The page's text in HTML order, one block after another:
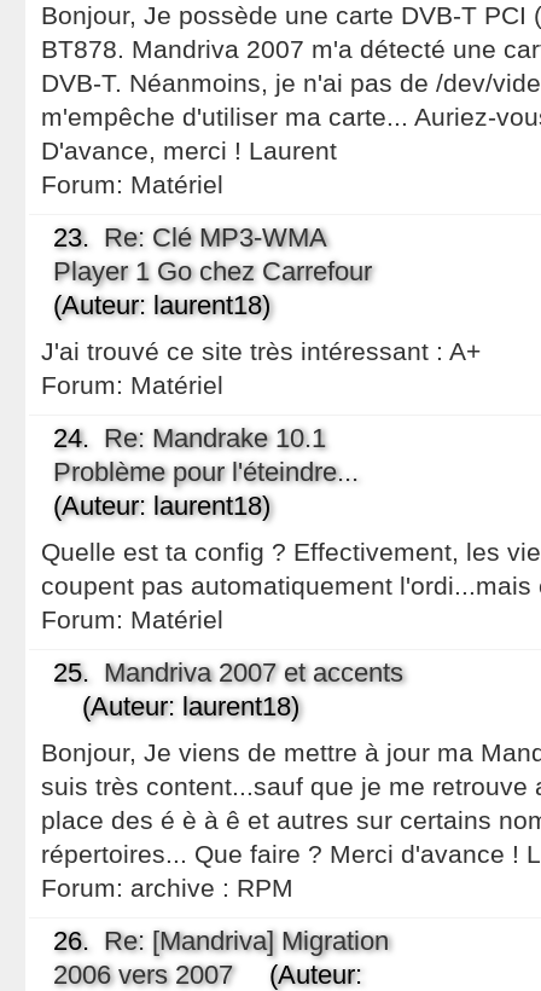
Bonjour, Je possède une carte DVB-T PCI
BT878. Mandriva 2007 m'a détecté une
DVB-T. Néanmoins, je n'ai pas de /dev/
m'empêche d'utiliser ma carte... Auriez-
D'avance, merci ! Laurent
Forum: Matériel
23. Re: Clé MP3-WMA
Player 1 Go chez Carrefour
(Auteur: laurent18)
J'ai trouvé ce site très intéressant : A+
Forum: Matériel
24. Re: Mandrake 10.1
Problème pour l'éteindre...
(Auteur: laurent18)
Quelle est ta config ? Effectivement, les
coupent pas automatiquement l'ordi...mais
Forum: Matériel
25. Mandriva 2007 et accents
(Auteur: laurent18)
Bonjour, Je viens de mettre à jour ma
suis très content...sauf que je me retrouve
place des é è à ê et autres sur certains
répertoires... Que faire ? Merci d'avance !
Forum: archive : RPM
26. Re: [Mandriva] Migration
2006 vers 2007(Auteur: